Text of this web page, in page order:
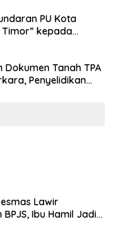
PU Kota
Timor” kepada
Dokumen Tanah TPA
Penyelidikan
Lawir
Ibu Hamil Jadi